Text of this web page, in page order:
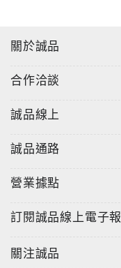
關於誠品
合作洽談
誠品線上
誠品通路
營業據點
訂閱誠品線上電子報
關注誠品